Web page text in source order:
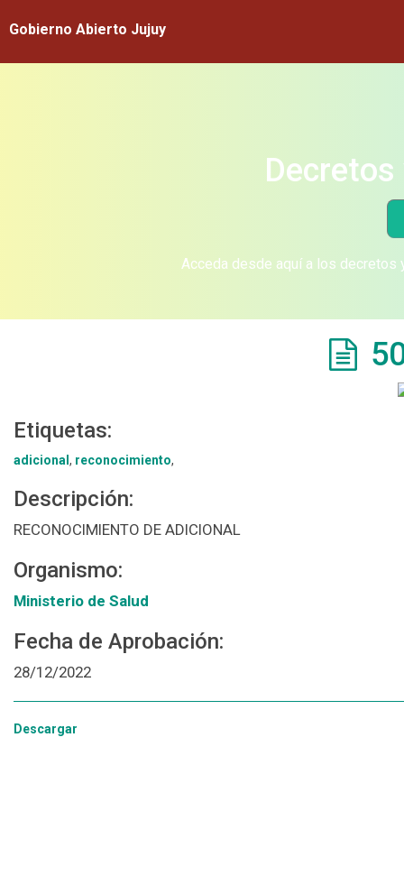
Gobierno Abierto Jujuy
Acceda desde aquí a los
Etiquetas:
adicional , reconocimiento,
Descripción:
RECONOCIMIENTO DE ADICIONAL
Organismo:
Ministerio de Salud
Fecha de Aprobación:
28/12/2022
Descargar